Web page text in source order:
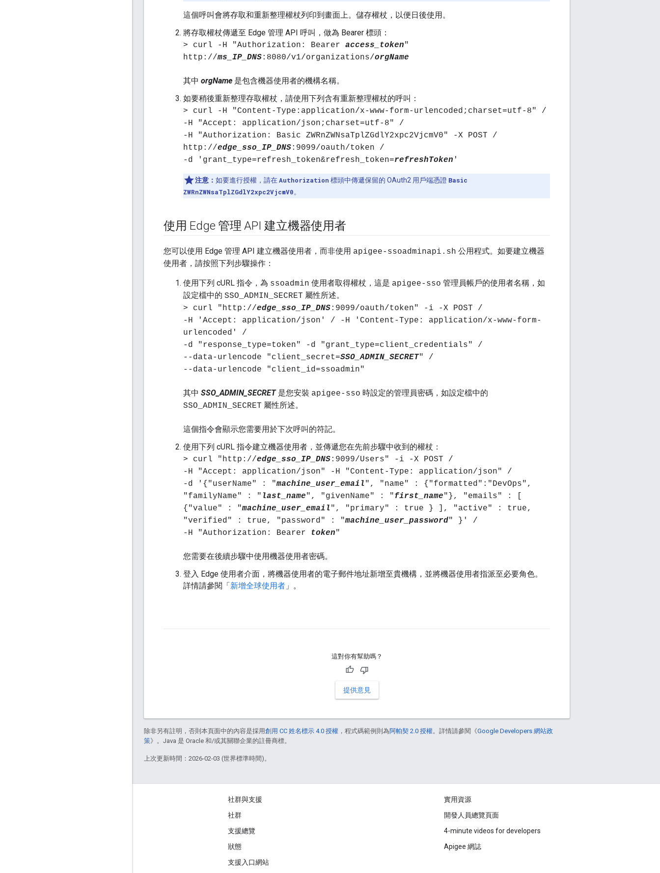
這個呼叫會將存取和重新整理權杖列印到畫面上。儲存權杖，以便日後使用。
將存取權杖傳遞至 Edge 管理 API 呼叫，做為 Bearer 標頭：
> curl -H "Authorization: Bearer access_token"
http://ms_IP_DNS:8080/v1/organizations/orgName
其中 orgName 是包含機器使用者的機構名稱。
如要稍後重新整理存取權杖，請使用下列含有重新整理權杖的呼叫：
> curl -H "Content-Type:application/x-www-form-urlencoded;charset=utf-8" /
-H "Accept: application/json;charset=utf-8" /
-H "Authorization: Basic ZWRnZWNsaTplZGdlY2xpc2VjcmV0" -X POST /
http://edge_sso_IP_DNS:9099/oauth/token /
-d 'grant_type=refresh_token&refresh_token=refreshToken '
注意： 如要進行授權，請在Authorization 標頭中傳遞保留的 OAuth2 用戶端憑證 Basic
ZWRnZWNsaTplZGdlY2xpc2VjcmV0。
使用 Edge 管理 API 建立機器使用者
您可以使用 Edge 管理 API 建立機器使用者，而非使用 apigee-ssoadminapi.sh 公用程式。如要建立機器
使用者，請按照下列步驟操作：
使用下列 cURL 指令，為 ssoadmin 使用者取得權杖，這是 apigee-sso 管理員帳戶的使用者名稱，如
設定檔中的 SSO_ADMIN_SECRET 屬性所述。
> curl "http://edge_sso_IP_DNS:9099/oauth/token" -i -X POST /
-H 'Accept: application/json' / -H 'Content-Type: application/x-www-form-
urlencoded' /
-d "response_type=token" -d "grant_type=client_credentials" /
--data-urlencode "client_secret=SSO_ADMIN_SECRET" /
--data-urlencode "client_id=ssoadmin"
其中 SSO_ADMIN_SECRET是您安裝 apigee-sso 時設定的管理員密碼，如設定檔中的
SSO_ADMIN_SECRET 屬性所述。
這個指令會顯示您需要用於下次呼叫的符記。
使用下列 cURL 指令建立機器使用者，並傳遞您在先前步驟中收到的權杖：
> curl "http://edge_sso_IP_DNS:9099/Users" -i -X POST /
-H "Accept: application/json" -H "Content-Type: application/json" /
-d '{"userName" : "machine_user_email", "name" : {"formatted":"DevOps",
"familyName" : " last_name", "givenName" : "first_name"}, "emails" : [
{"value" : "machine_user_email", "primary" : true } ], "active" : true,
"verified" : true, "password" : "machine_user_password" }' /
-H "Authorization: Bearer
token"
您需要在後續步驟中使用機器使用者密碼。
登入 Edge 使用者介面，將機器使用者的電子郵件地址新增至貴機構，並將機器使用者指派至必要角色。
詳情請參閱「新增全球使用者 」。
這對你有幫助嗎？
提供意見
除非另有註明，否則本頁面中的內容是採用創用 CC 姓名標示 4.0 授權 ，程式碼範例則為阿帕契 2.0 授權。詳情請參閱《Google Developers 網站政
策》。Java 是 Oracle 和/或其關聯企業的註冊商標。
上次更新時間：2026-02-03 (世界標準時間)。
社群與支援
社群
支援總覽
狀態
支援入口網站
實用資源
開發人員總覽頁面
4-minute videos for developers
Apigee 網誌